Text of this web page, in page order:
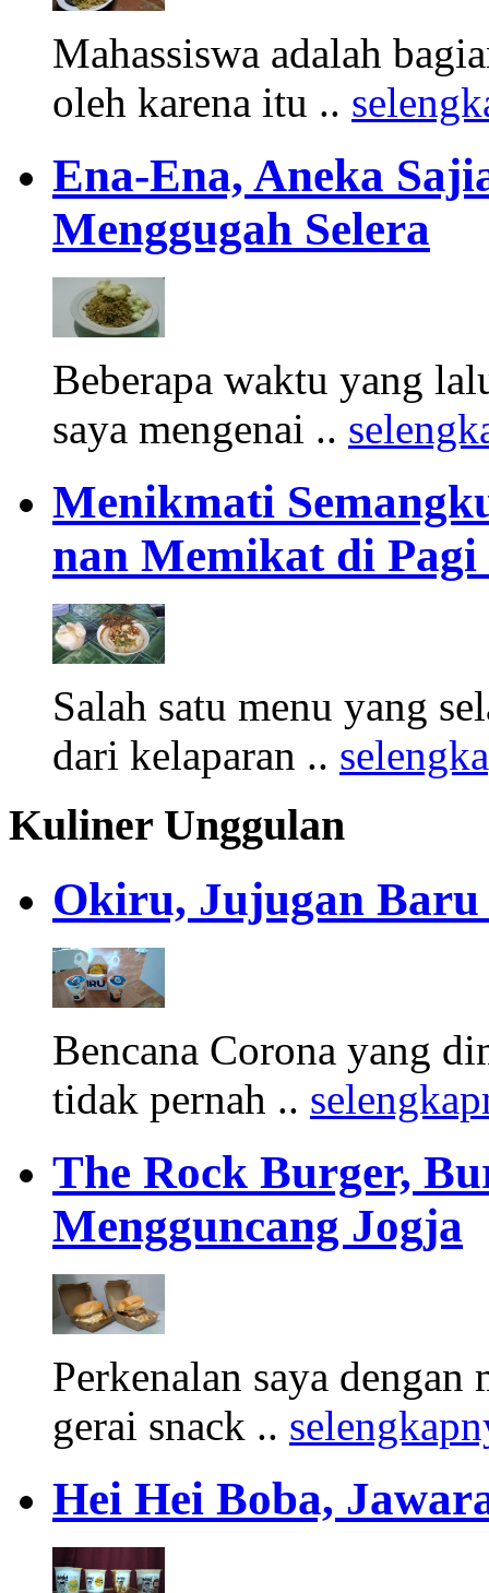
Mahassiswa adalah
oleh karena itu ..
Ena-Ena, Aneka
Menggugah Selera
Beberapa waktu yang
saya mengenai ..
Menikmati
nan Memikat di
Salah satu menu yang
dari kelaparan ..
Kuliner Unggulan
Okiru, Jujugan Baru
Bencana Corona yang
tidak pernah ..
The Rock Burger,
Mengguncang Jogja
Perkenalan saya
gerai snack ..
Hei Hei Boba,